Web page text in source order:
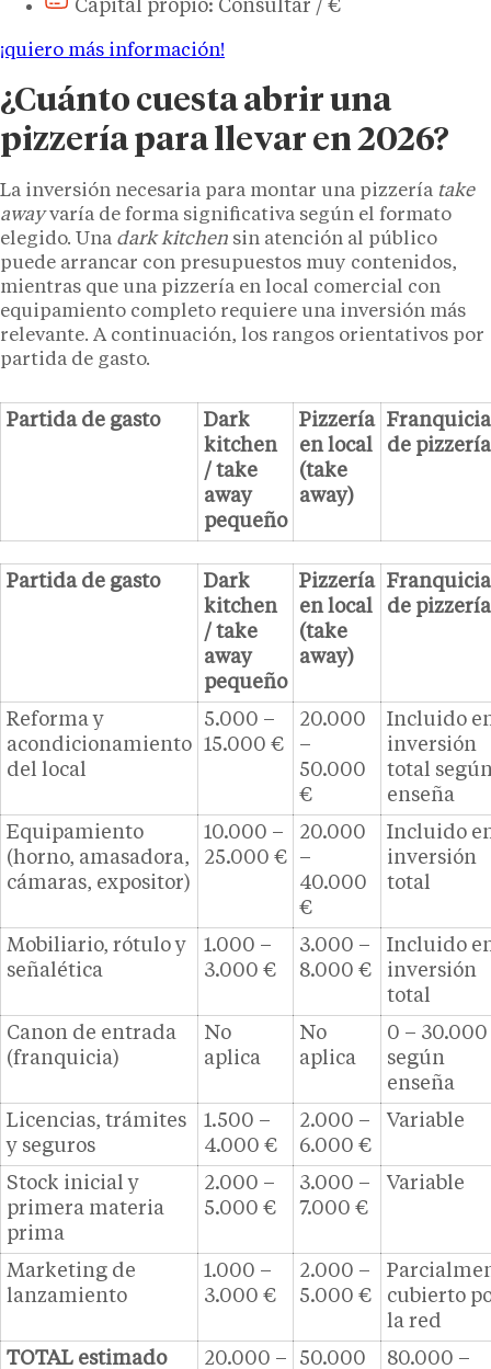
Capital propio: Consultar / €
¡quiero más información!
¿Cuánto cuesta abrir una
pizzería para llevar en 2026?
La inversión necesaria para montar una pizzería take
awayvaría de forma significativa según el formato
elegido. Una dark kitchen sin atención al público
puede arrancar con presupuestos muy contenidos,
mientras que una pizzería en local comercial con
equipamiento completo requiere una inversión más
relevante. A continuación, los rangos orientativos por
partida de gasto.
Partida de gasto
Dark
kitchen
/ take
away
pequeño
Pizzería
en local
(take
away)
Franquicia
de pizzería
Partida de gasto
Dark
kitchen
/ take
away
pequeño
Pizzería
en local
(take
away)
Franquicia
de pizzería
Reforma y
acondicionamiento
del local
5.000 –
15.000 €
20.000
–
50.000
€
Incluido
inversión
total
enseña
Equipamiento
(horno, amasadora,
cámaras, expositor)
10.000 –
25.000 €
20.000
–
40.000
€
Incluido
inversión
total
Mobiliario, rótulo y
señalética
1.000 –
3.000 €
3.000 –
8.000 €
Incluido
inversión
total
Canon de entrada
(franquicia)
No
aplica
No
aplica
0 – 30.000
según
enseña
Licencias, trámites
y seguros
1.500 –
4.000 €
2.000 –
6.000 €
Variable
Stock inicial y
primera materia
prima
2.000 –
5.000 €
3.000 –
7.000 €
Variable
Marketing de
lanzamiento
1.000 –
3.000 €
2.000 –
5.000 €
cubierto
la red
TOTAL estimado
20.000 – 50.000 80.000 –